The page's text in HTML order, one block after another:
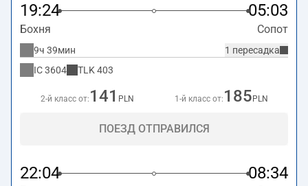
19:24 05:03
Бохня Сопот
1 пересадка
9ч 39мин
IC3604 TLK 403
2-й класс от: 141 PLN 1-й класс от: 185 PLN
ПОЕЗД ОТПРАВИЛСЯ
22:04 08:34